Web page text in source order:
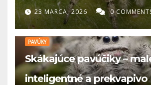
23 MARCA, 2026 0
PAVÚKY
Skákajúce pavúčiky –
inteligentné a prekvapivo